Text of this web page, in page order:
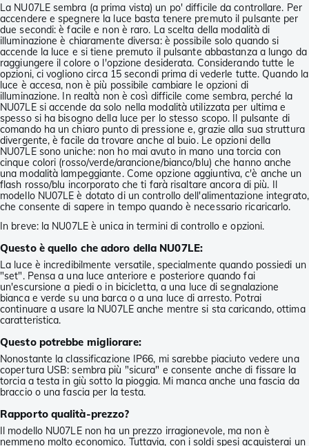
La NU07LE sembra (a prima vista) un po' difficile da controllare. Per
accendere e spegnere la luce basta tenere premuto il pulsante per
due secondi: è facile e non è raro. La scelta della modalità di
illuminazione è chiaramente diversa: è possibile solo quando si
accende la luce e si tiene premuto il pulsante abbastanza a lungo da
raggiungere il colore o l'opzione desiderata. Considerando tutte le
opzioni, ci vogliono circa 15 secondi prima di vederle tutte. Quando la
luce è accesa, non è più possibile cambiare le opzioni di
illuminazione. In realtà non è così difficile come sembra, perché la
NU07LE si accende da solo nella modalità utilizzata per ultima e
spesso si ha bisogno della luce per lo stesso scopo. Il pulsante di
comando ha un chiaro punto di pressione e, grazie alla sua struttura
divergente, è facile da trovare anche al buio. Le opzioni della
NU07LE sono uniche: non ho mai avuto in mano una torcia con
cinque colori (rosso/verde/arancione/bianco/blu) che hanno anche
una modalità lampeggiante. Come opzione aggiuntiva, c'è anche un
flash rosso/blu incorporato che ti farà risaltare ancora di più. Il
modello NU07LE è dotato di un controllo dell'alimentazione integrato,
che consente di sapere in tempo quando è necessario ricaricarlo.
In breve: la NU07LE è unica in termini di controllo e opzioni.
Questo è quello che adoro della NU07LE:
La luce è incredibilmente versatile, specialmente quando possiedi un
"set". Pensa a una luce anteriore e posteriore quando fai
un'escursione a piedi o in bicicletta, a una luce di segnalazione
bianca e verde su una barca o a una luce di arresto. Potrai
continuare a usare la NU07LE anche mentre si sta caricando, ottima
caratteristica.
Questo potrebbe migliorare:
Nonostante la classificazione IP66, mi sarebbe piaciuto vedere una
copertura USB: sembra più "sicura" e consente anche di fissare la
torcia a testa in giù sotto la pioggia. Mi manca anche una fascia da
braccio o una fascia per la testa.
Rapporto qualità-prezzo?
Il modello NU07LE non ha un prezzo irragionevole, ma non è
nemmeno molto economico. Tuttavia, con i soldi spesi acquisterai un